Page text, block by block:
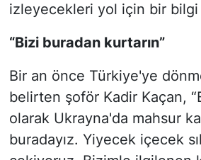
izleyecekleri yol için bir bilgi
“Bizi buradan kurtarın”
Bir an önce Türkiye'ye
belirten şoför Kadir Kaçan,
olarak Ukrayna'da mahsur
buradayız. Yiyecek içecek